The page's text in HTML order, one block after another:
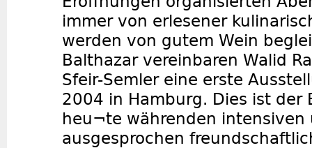
immer von erlesener
werden von gutem Wein
Balthazar vereinbaren Walid
Sfeir-Semler eine erste
2004 in Hamburg. Dies ist der
heu¬te währenden intensiven
ausgesprochen